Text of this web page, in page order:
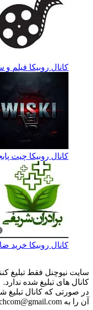
کانال روبیکا فیلم و
کانال روبیکا چیت
کانال روبیکا خرید
سایت نیوچنل فقط تبلیغ
کانال های تبلیغ شده ندارد.
در صورتی که کانال تبلیغ
آن را به iranichcom@gmail.com ایمیل نمایید.